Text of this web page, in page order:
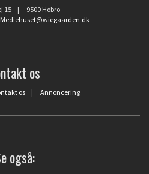
15 | 9500 Hobro
Mediehuset@wiegaarden.dk
os
os | Annoncering
også: